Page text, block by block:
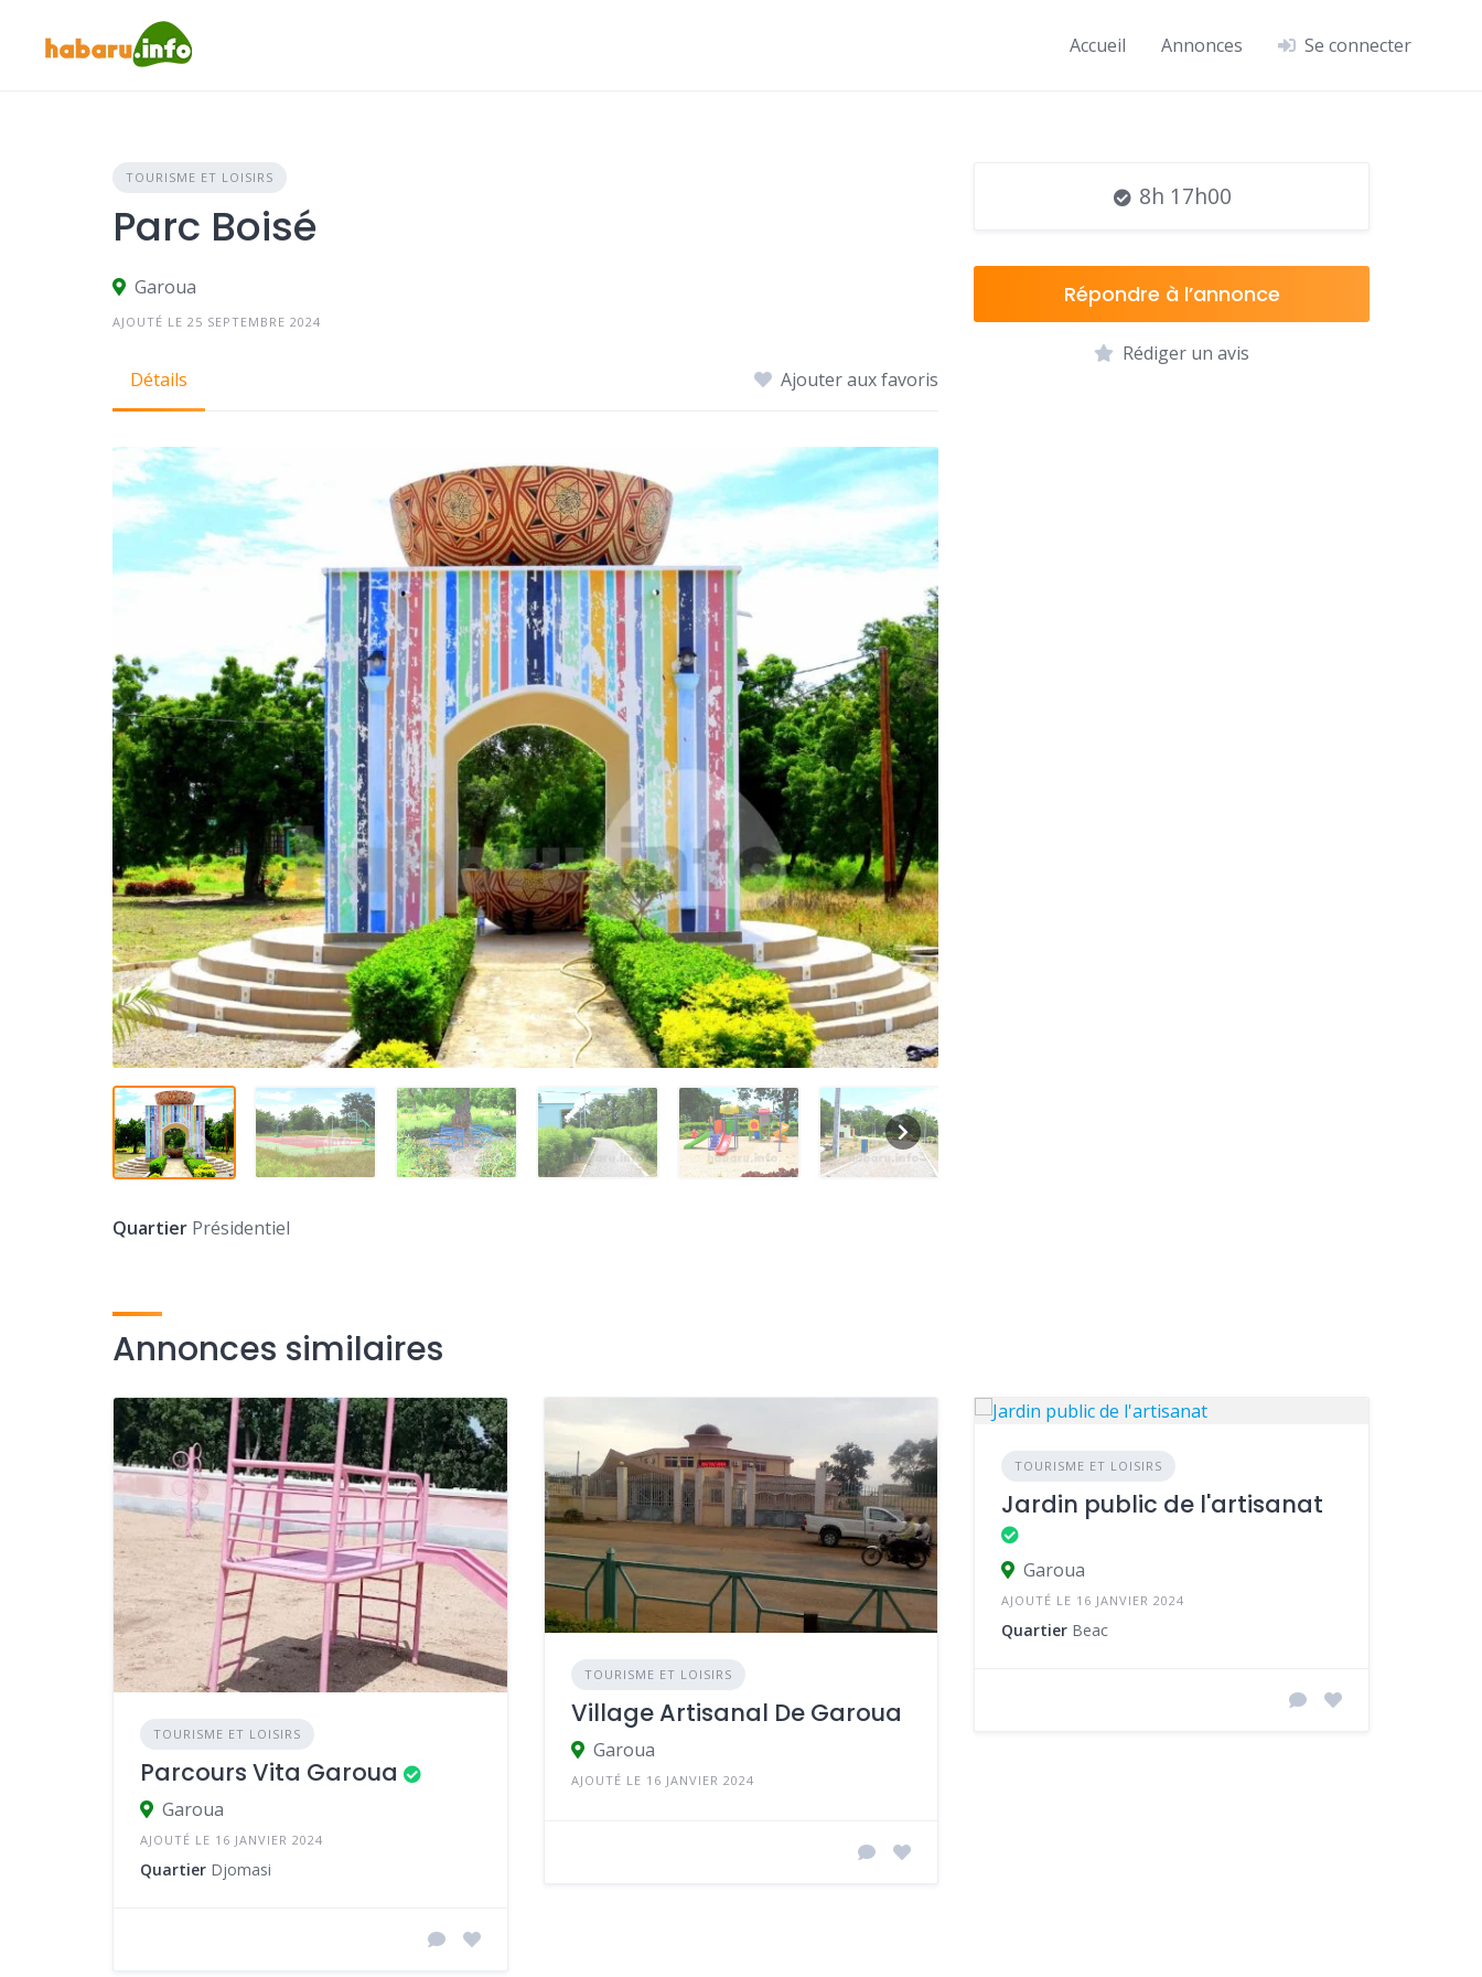
content
Accueil Annonces Se connecter
TOURISME ET LOISIRS
Parc Boisé
Garoua
AJOUTÉ LE 25 SEPTEMBRE 2024
Détails Ajouter aux favoris
Quartier Présidentiel
8h 17h00
Répondre à l’annonce
Rédiger un avis
Annonces similaires
TOURISME ET LOISIRS
Parcours Vita Garoua
Garoua
AJOUTÉ LE 16 JANVIER 2024
Quartier Djomasi
TOURISME ET LOISIRS
Village Artisanal De Garoua
Garoua
AJOUTÉ LE 16 JANVIER 2024
TOURISME ET LOISIRS
Jardin public de l'artisanat
Garoua
AJOUTÉ LE 16 JANVIER 2024
Quartier Beac